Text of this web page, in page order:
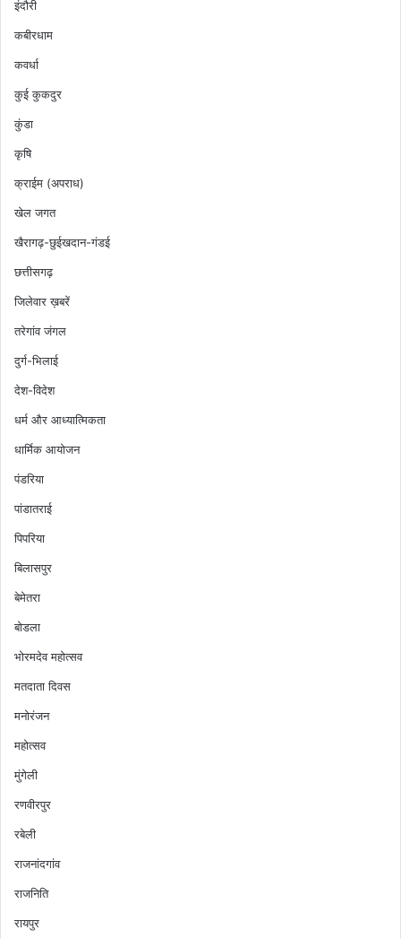
इंदौरी
कबीरधाम
कवर्धा
कुई कुकदुर
कुंडा
कृषि
क्राईम (अपराध)
खेल जगत
खैरागढ़-छुईखदान-गंडई
छत्तीसगढ़
जिलेवार ख़बरें
तरेगांव जंगल
दुर्ग-भिलाई
देश-विदेश
धर्म और आध्यात्मिकता
धार्मिक आयोजन
पंडरिया
पांडातराई
पिपरिया
बिलासपुर
बेमेतरा
बोडला
भोरमदेव महोत्सव
मतदाता दिवस
मनोरंजन
महोत्सव
मुंगेली
रणवीरपुर
रबेली
राजनांदगांव
राजनिति
रायपुर